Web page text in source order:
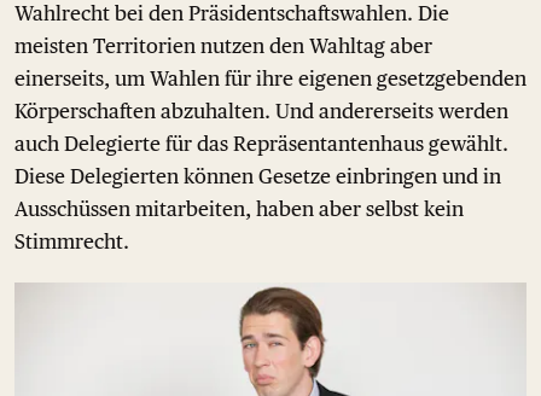
Wahlrecht bei den Präsidentschaftswahlen. Die
meisten Territorien nutzen den Wahltag aber
einerseits, um Wahlen für ihre eigenen gesetzgebenden
Körperschaften abzuhalten. Und andererseits werden
auch Delegierte für das Repräsentantenhaus gewählt.
Diese Delegierten können Gesetze einbringen und in
Ausschüssen mitarbeiten, haben aber selbst kein
Stimmrecht.